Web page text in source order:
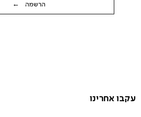
עקבו אחרינו
הרשמה ←